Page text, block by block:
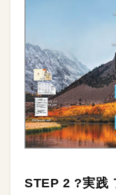
STEP 2 ?実践